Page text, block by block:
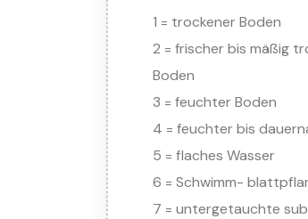
1 = trockener Boden
2 = frischer bis mäßig
Boden
3 = feuchter Boden
4 = feuchter bis
5 = flaches Wasser
6 = Schwimm-
7 = untergetauchte